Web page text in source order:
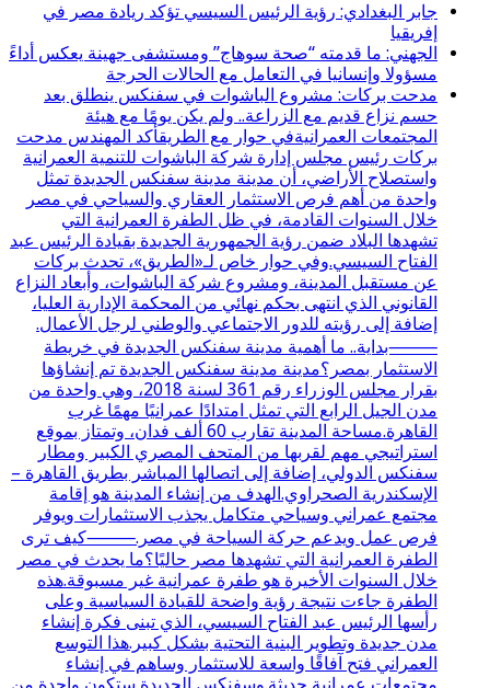
جابر البغدادي: رؤية الرئيس السيسي تؤكد ريادة مصر في
إفريقيا
الجهني: ما قدمته “صحة سوهاج” ومستشفى جهينة يعكس أداءً
مسؤولا وإنسانيا في التعامل مع الحالات الحرجة
مدحت بركات: مشروع الباشوات في سفنكس ينطلق بعد
حسم نزاع قديم مع الزراعة.. ولم يكن يومًا مع هيئة
المجتمعات العمرانيةفي حوار مع الطريقأكد المهندس مدحت
بركات رئيس مجلس إدارة شركة الباشوات للتنمية العمرانية
واستصلاح الأراضي، أن مدينة مدينة سفنكس الجديدة تمثل
واحدة من أهم فرص الاستثمار العقاري والسياحي في مصر
خلال السنوات القادمة، في ظل الطفرة العمرانية التي
تشهدها البلاد ضمن رؤية الجمهورية الجديدة بقيادة الرئيس عبد
الفتاح السيسي.وفي حوار خاص لـ«الطريق»، تحدث بركات
عن مستقبل المدينة، ومشروع شركة الباشوات، وأبعاد النزاع
القانوني الذي انتهى بحكم نهائي من المحكمة الإدارية العليا،
إضافة إلى رؤيته للدور الاجتماعي والوطني لرجل الأعمال.
⸻بداية.. ما أهمية مدينة سفنكس الجديدة في خريطة
الاستثمار بمصر؟مدينة مدينة سفنكس الجديدة تم إنشاؤها
بقرار مجلس الوزراء رقم 361 لسنة 2018، وهي واحدة من
مدن الجيل الرابع التي تمثل امتدادًا عمرانيًا مهمًا غرب
القاهرة.مساحة المدينة تقارب 60 ألف فدان، وتمتاز بموقع
استراتيجي مهم لقربها من المتحف المصري الكبير ومطار
سفنكس الدولي، إضافة إلى اتصالها المباشر بطريق القاهرة –
الإسكندرية الصحراوي.الهدف من إنشاء المدينة هو إقامة
مجتمع عمراني وسياحي متكامل يجذب الاستثمارات ويوفر
فرص عمل ويدعم حركة السياحة في مصر.⸻كيف ترى
الطفرة العمرانية التي تشهدها مصر حاليًا؟ما يحدث في مصر
خلال السنوات الأخيرة هو طفرة عمرانية غير مسبوقة.هذه
الطفرة جاءت نتيجة رؤية واضحة للقيادة السياسية وعلى
رأسها الرئيس عبد الفتاح السيسي، الذي تبنى فكرة إنشاء
مدن جديدة وتطوير البنية التحتية بشكل كبير.هذا التوسع
العمراني فتح آفاقًا واسعة للاستثمار وساهم في إنشاء